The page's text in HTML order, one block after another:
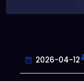
2026-04-12